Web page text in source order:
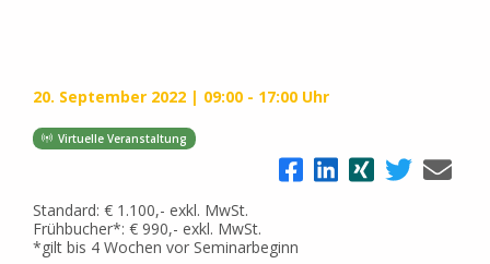
20. September 2022 09:00 - 17:00 Uhr
Virtuelle Veranstaltung
Standard: € 1.100,- exkl. MwSt.
Frühbucher*: € 990,- exkl. MwSt.
*gilt bis 4 Wochen vor Seminarbeginn